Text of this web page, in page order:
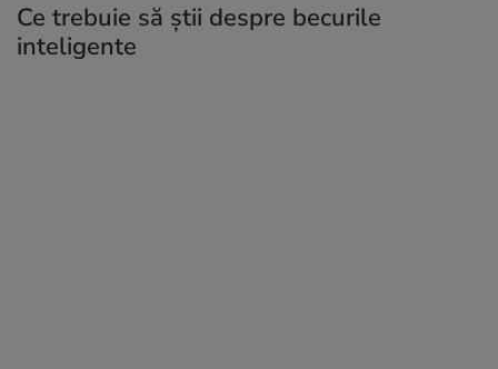
Ce trebuie să știi despre becurile
inteligente